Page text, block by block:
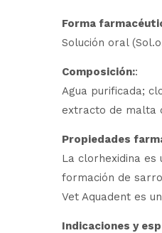
Forma
Solución oral
Composición::
Agua purificada;
extracto de malta
Propiedades
La clorhexidina
formación de
Vet Aquadent es
Indicaciones y